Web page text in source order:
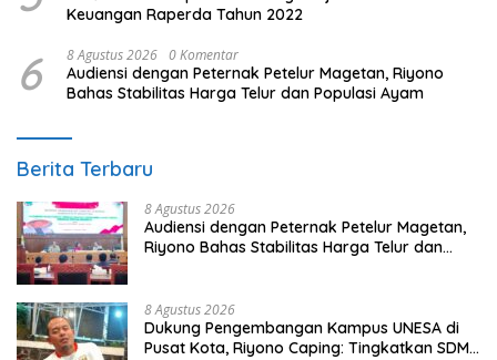
Keuangan Raperda Tahun 2022
6 8 Agustus 2026 0 Komentar
Audiensi dengan Peternak Petelur Magetan, Riyono
Bahas Stabilitas Harga Telur dan Populasi Ayam
Berita Terbaru
8 Agustus 2026
Audiensi dengan Peternak Petelur Magetan,
Riyono Bahas Stabilitas Harga Telur dan
8 Agustus 2026
Dukung Pengembangan Kampus UNESA di
Pusat Kota, Riyono Caping: Tingkatkan SDM